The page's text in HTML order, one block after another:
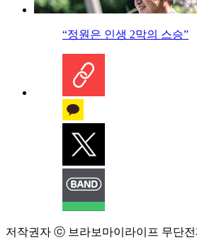
“정원은 인생 2막의 스승”
저작권자 ⓒ 브라보마이라이프 무단